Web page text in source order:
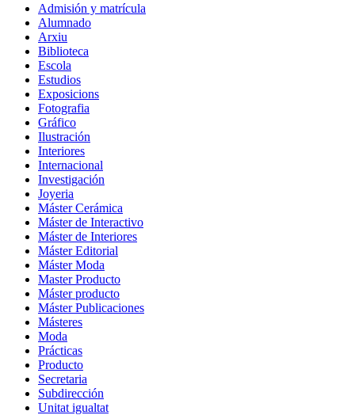
Admisión y matrícula
Alumnado
Arxiu
Biblioteca
Escola
Estudios
Exposicions
Fotografia
Gráfico
Ilustración
Interiores
Internacional
Investigación
Joyeria
Máster Cerámica
Máster de Interactivo
Máster de Interiores
Máster Editorial
Máster Moda
Master Producto
Máster producto
Máster Publicaciones
Másteres
Moda
Prácticas
Producto
Secretaria
Subdirección
Unitat igualtat